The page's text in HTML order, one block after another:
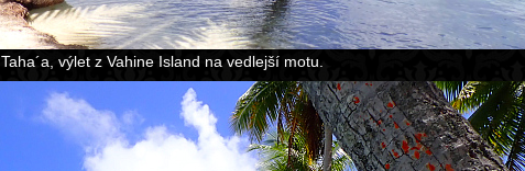
Taha´a, výlet z Vahine Island na vedlejší motu.